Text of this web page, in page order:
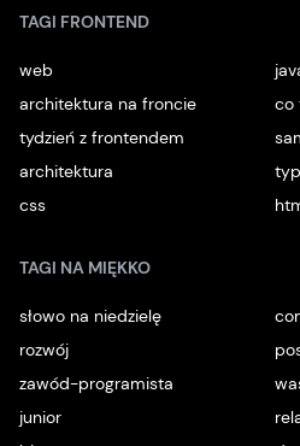
TAGI FRONTEND
web
architektura na froncie
co
tydzień z frontendem
architektura
css
TAGI NA MIĘKKO
słowo na niedzielę
rozwój
zawód-programista
junior